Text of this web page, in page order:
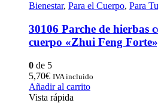
Bienestar, Para el Cuerpo, Para
30106 Parche de hierbas
cuerpo «Zhui Feng
0 de 5
5,70€ IVA incluido
Añadir al carrito
Vista rápida